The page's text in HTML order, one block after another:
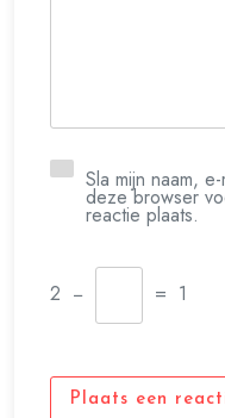
Sla mijn naam,
deze browser
reactie plaats.
2 − = 1
Plaats een